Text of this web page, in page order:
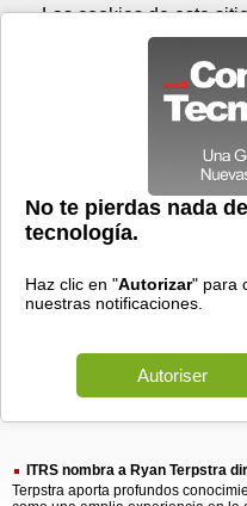
Prensa
> itrs nombra
itrs nombra ryan
1 resultado
ITRS nombra a Ryan Terpstra
Terpstra aporta profundos
Viernes 07 de agosto
Las cookies de este
contenido y los anuncios,
sociales y para analizar
información sobre el uso
partners de medios